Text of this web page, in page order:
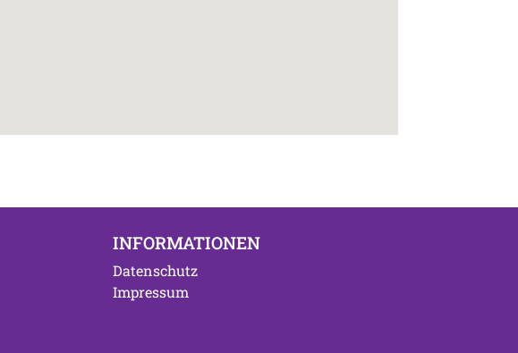
INFORMATIONEN
Datenschutz
Impressum